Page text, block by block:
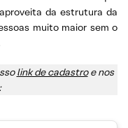
da estrutura da
muito maior sem o
link de cadastroe nos